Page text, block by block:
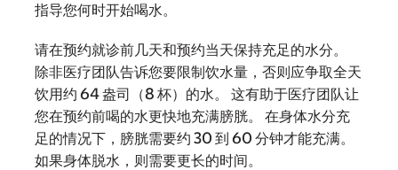
指导您何时开始喝水。
请在预约就诊前几天和预约当天保持充足的水分。
除非医疗团队告诉您要限制饮水量，否则应争取全天
饮用约 64 盎司（8 杯）的水。 这有助于医疗团队让
您在预约前喝的水更快地充满膀胱。 在身体水分充
足的情况下，膀胱需要约 30 到 60 分钟才能充满。
如果身体脱水，则需要更长的时间。